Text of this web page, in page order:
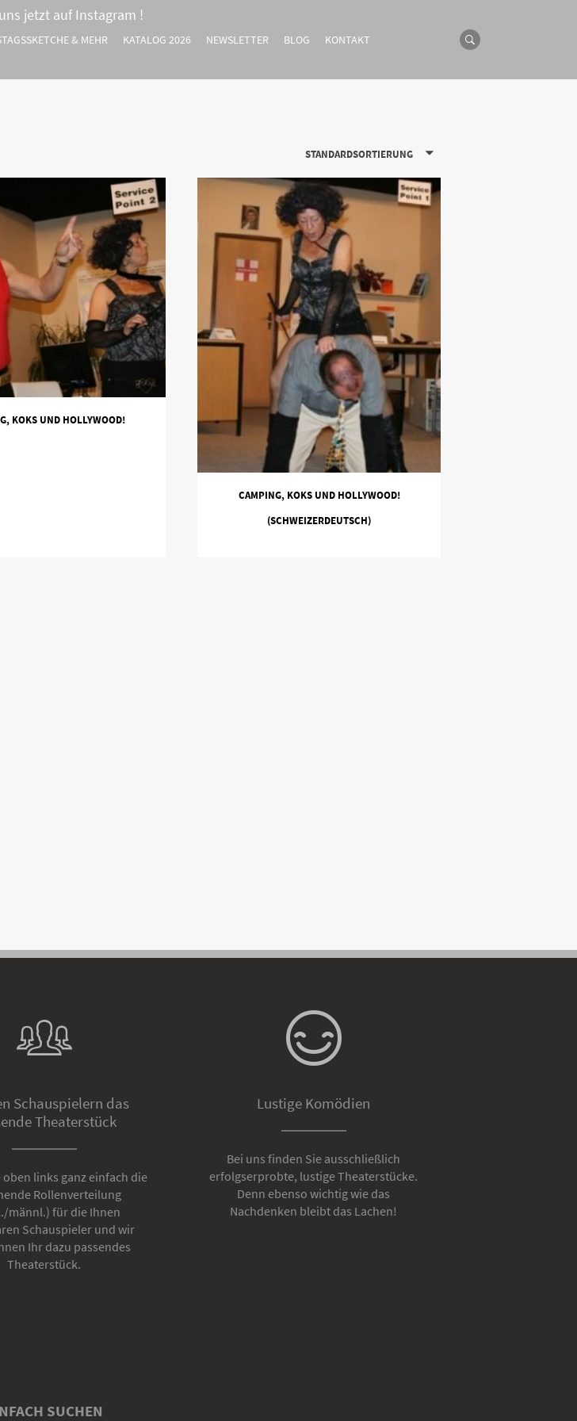
jetzt auf Instagram !
& MEHR KATALOG 2026 NEWSLETTER BLOG KONTAKT
STANDARDSORTIERUNG
KOKS UND HOLLYWOOD!
CAMPING, KOKS UND HOLLYWOOD!
(SCHWEIZERDEUTSCH)
Schauspielern das
Theaterstück
oben links ganz einfach die
Rollenverteilung
männl.) für die Ihnen
Schauspieler und wir
Ihr dazu passendes
Theaterstück.
Lustige Komödien
Bei uns finden Sie ausschließlich
erfolgserprobte, lustige Theaterstücke.
Denn ebenso wichtig wie das
Nachdenken bleibt das Lachen!
SUCHEN